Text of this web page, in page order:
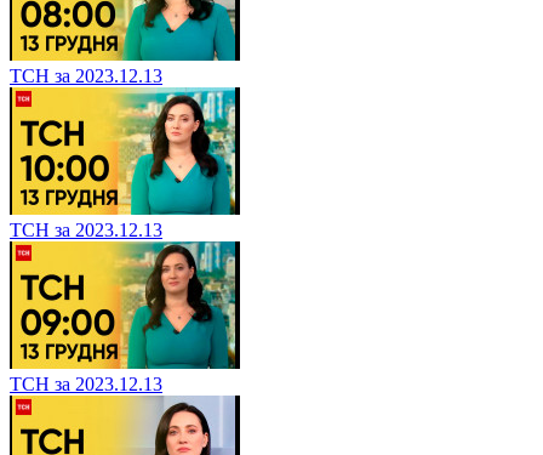
ТСН за 2023.12.13
ТСН за 2023.12.13
ТСН за 2023.12.13